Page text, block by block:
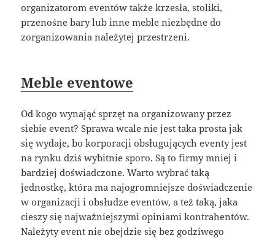
organizatorom eventów także krzesła, stoliki,
przenośne bary lub inne meble niezbędne do
zorganizowania należytej przestrzeni.
Meble eventowe
Od kogo wynająć sprzęt na organizowany przez
siebie event? Sprawa wcale nie jest taka prosta jak
się wydaje, bo korporacji obsługujących eventy jest
na rynku dziś wybitnie sporo. Są to firmy mniej i
bardziej doświadczone. Warto wybrać taką
jednostkę, która ma najogromniejsze doświadczenie
w organizacji i obsłudze eventów, a też taką, jaka
cieszy się najważniejszymi opiniami kontrahentów.
Należyty event nie obejdzie się bez godziwego